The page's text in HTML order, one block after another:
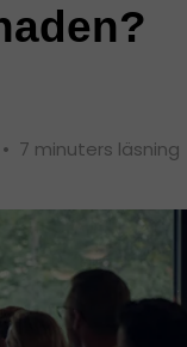
• 7 minuters läsning